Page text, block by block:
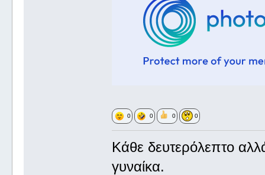
0 0 0 0
Κάθε δευτερόλεπτο
γυναίκα.